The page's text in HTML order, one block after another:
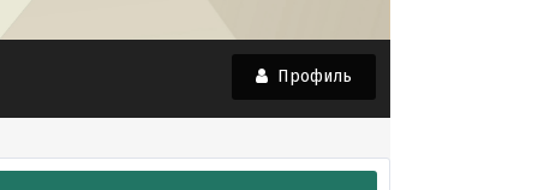
Профиль